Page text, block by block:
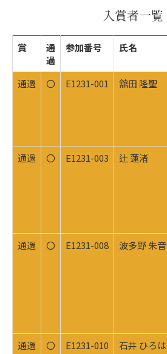
入賞者一覧
賞
通
過
参加番号 氏名
通過 〇 E1231-001 舘田 隆聖
通過
〇 E1231-003 辻 蓮渚
通過
〇 E1231-008 波多野 朱音
通過
〇 E1231-010 石井 ひろは